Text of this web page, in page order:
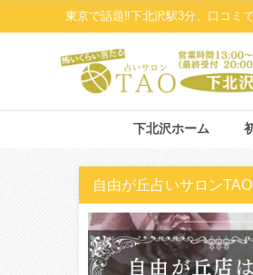
東京で話題‼下北沢駅3分、口コミ
下北沢ホーム
自由が丘占いサロンTAO